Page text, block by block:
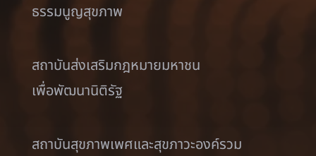
ธรรมนูญสุขภาพ
สถาบันส่งเสริมกฎหมายมหาชน
เพื่อพัฒนานิติรัฐ
สถาบันสุขภาพเพศและสุขภาวะองค์รวม